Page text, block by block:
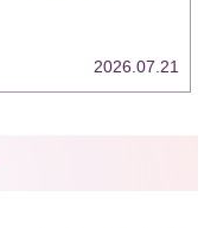
2026.07.21